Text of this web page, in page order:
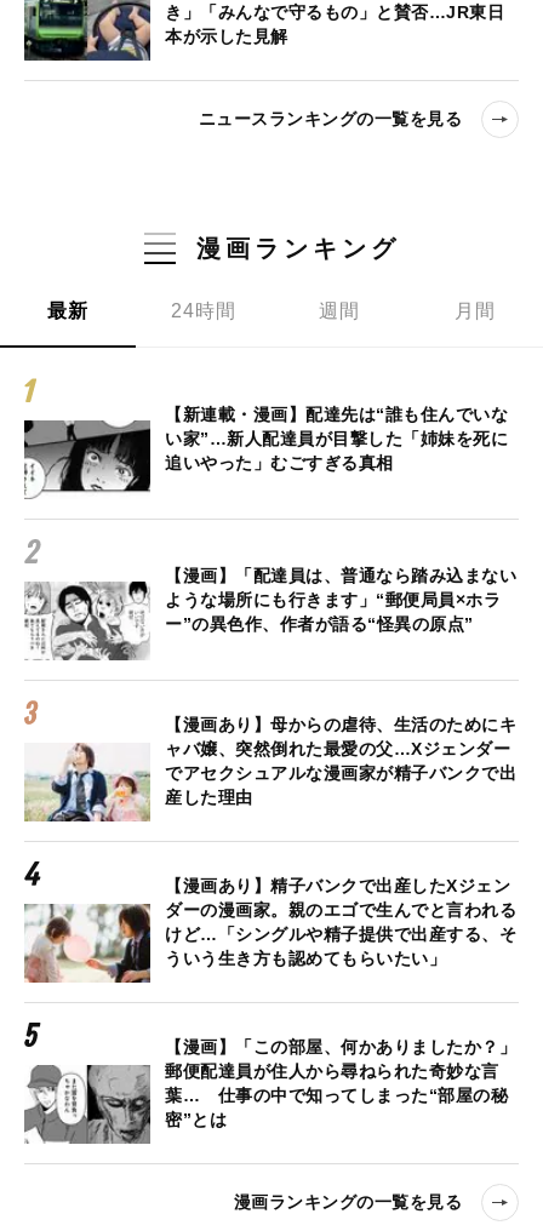
き」「みんなで守るもの」と賛否…JR東日
本が示した見解
ニュースランキングの一覧を見る
漫画ランキング
最新 24時間 週間 月間
【新連載・漫画】配達先は“誰も住んでいな
い家”…新人配達員が目撃した「姉妹を死に
追いやった」むごすぎる真相
【漫画】「配達員は、普通なら踏み込まない
ような場所にも行きます」“郵便局員×ホラ
ー”の異色作、作者が語る“怪異の原点”
【漫画あり】母からの虐待、生活のためにキ
ャバ嬢、突然倒れた最愛の父…Xジェンダー
でアセクシュアルな漫画家が精子バンクで出
産した理由
【漫画あり】精子バンクで出産したXジェン
ダーの漫画家。親のエゴで生んでと言われる
けど…「シングルや精子提供で出産する、そ
ういう生き方も認めてもらいたい」
【漫画】「この部屋、何かありましたか？」
郵便配達員が住人から尋ねられた奇妙な言
葉… 仕事の中で知ってしまった“部屋の秘
密”とは
漫画ランキングの一覧を見る